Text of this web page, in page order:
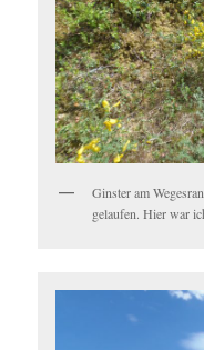
Ginster am
gelaufen. Hier war